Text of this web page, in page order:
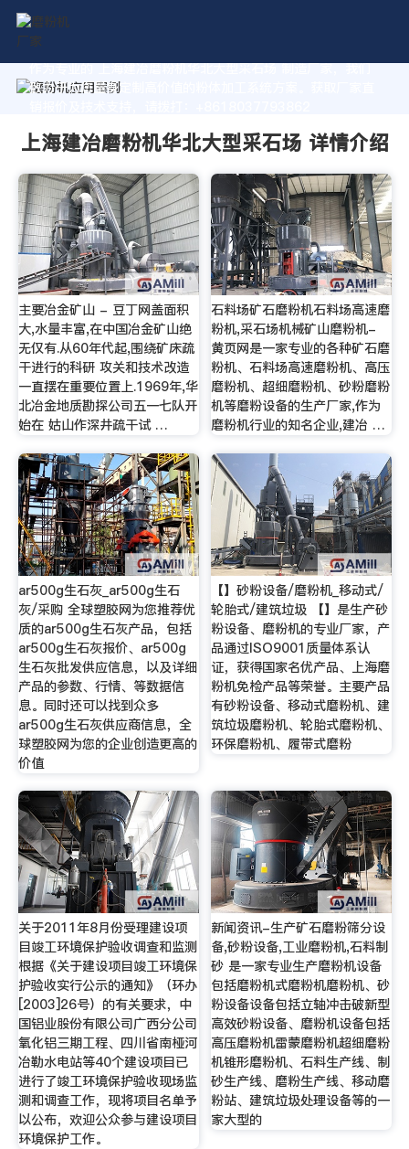
作为专业的 上海建冶磨粉机华北大型采石场 制造厂家，我们
致力于为您量身定制高价值的粉体加工系统方案。获取厂家直
上海建冶磨粉机华北大型采石场 详情介绍
主要冶金矿山 - 豆丁网盖面积
大,水量丰富,在中国冶金矿山绝
无仅有.从60年代起,围绕矿床疏
干进行的科研 攻关和技术改造
一直摆在重要位置上.1969年,华
北冶金地质勘探公司五一七队开
始在 姑山作深井疏干试 …
石料场矿石磨粉机石料场高速磨
粉机,采石场机械矿山磨粉机-
黄页网是一家专业的各种矿石磨
粉机、石料场高速磨粉机、高压
磨粉机、超细磨粉机、砂粉磨粉
机等磨粉设备的生产厂家,作为
磨粉机行业的知名企业,建冶 …
ar500g生石灰_ar500g生石
灰/采购 全球塑胶网为您推荐优
质的ar500g生石灰产品，包括
ar500g生石灰报价、ar500g
生石灰批发供应信息，以及详细
产品的参数、行情、等数据信
息。同时还可以找到众多
ar500g生石灰供应商信息，全
球塑胶网为您的企业创造更高的
价值
【】砂粉设备/磨粉机_移动式/
轮胎式/建筑垃圾 【】是生产砂
粉设备、磨粉机的专业厂家，产
品通过ISO9001质量体系认
证，获得国家名优产品、上海磨
粉机免检产品等荣誉。主要产品
有砂粉设备、移动式磨粉机、建
筑垃圾磨粉机、轮胎式磨粉机、
环保磨粉机、履带式磨粉
关于2011年8月份受理建设项
目竣工环境保护验收调查和监测
根据《关于建设项目竣工环境保
护验收实行公示的通知》（环办
[2003]26号）的有关要求，中
国铝业股份有限公司广西分公司
氧化铝三期工程、四川省南桠河
冶勒水电站等40个建设项目已
进行了竣工环境保护验收现场监
测和调查工作，现将项目名单予
以公布，欢迎公众参与建设项目
环境保护工作。
新闻资讯-生产矿石磨粉筛分设
备,砂粉设备,工业磨粉机,石料制
砂 是一家专业生产磨粉机设备
包括磨粉机式磨粉机磨粉机、砂
粉设备设备包括立轴冲击破新型
高效砂粉设备、磨粉机设备包括
高压磨粉机雷蒙磨粉机超细磨粉
机锥形磨粉机、石料生产线、制
砂生产线、磨粉生产线、移动磨
粉站、建筑垃圾处理设备等的一
家大型的